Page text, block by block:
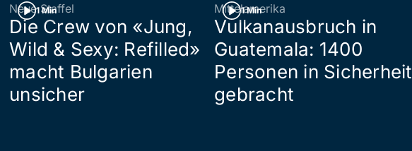
1 Min
Neue Staffel
Die Crew von «Jung,
Wild & Sexy: Refilled»
macht Bulgarien
unsicher
1 Min
Mittelamerika
Vulkanausbruch in
Guatemala: 1400
Personen in Sicherheit
gebracht